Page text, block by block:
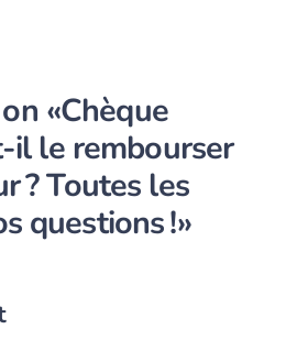
«Chèque
il le rembourser
? Toutes les
questions !»